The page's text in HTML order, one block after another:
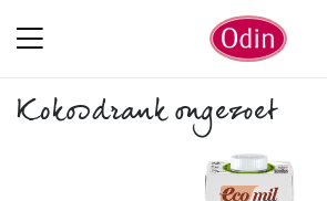
Kokosdrank ongezoet